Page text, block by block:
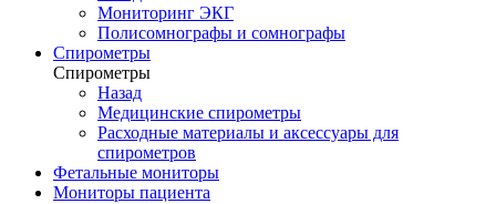
Мониторинг ЭКГ
Полисомнографы и сомнографы
Спирометры
Спирометры
Назад
Медицинские спирометры
Расходные материалы и аксессуары для
спирометров
Фетальные мониторы
Мониторы пациента